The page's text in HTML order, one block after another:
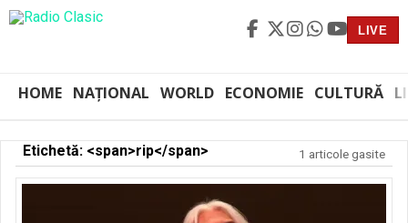
LIVE
HOME NAȚIONAL WORLD ECONOMIE CULTURĂ
Etichetă: <span>rip</span> 1 articole gasite